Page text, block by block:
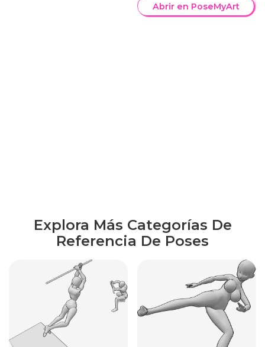
Abrir en PoseMyArt
Explora Más Categorías De
Referencia De Poses